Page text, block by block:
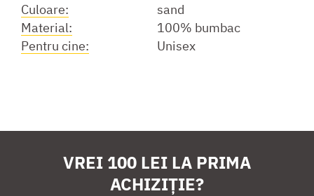
Culoare:
sand
Material:
100% bumbac
Pentru cine:
Unisex
VREI 100 LEI LA PRIMA
ACHIZIȚIE?